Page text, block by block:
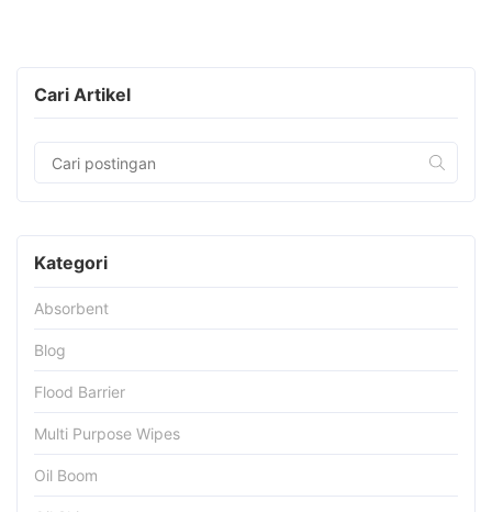
Cari Artikel
Kategori
Absorbent
Blog
Flood Barrier
Multi Purpose Wipes
Oil Boom